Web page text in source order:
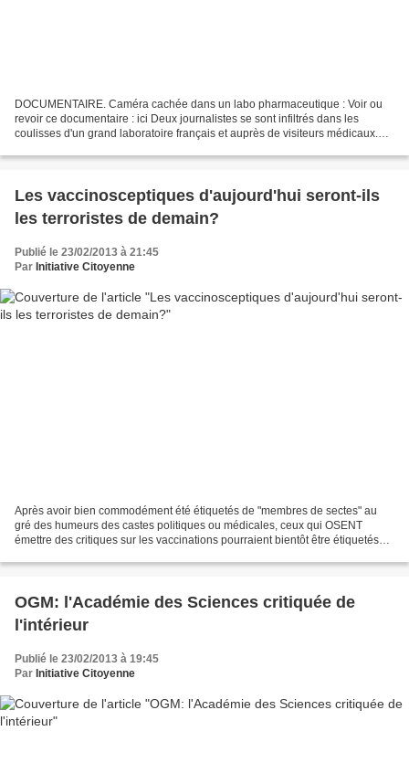
DOCUMENTAIRE. Caméra cachée dans un labo pharmaceutique : Voir ou
revoir ce documentaire : ici Deux journalistes se sont infiltrés dans les
coulisses d'un grand laboratoire français et auprès de visiteurs médicaux.
Les vaccinosceptiques d'aujourd'hui seront-ils
les terroristes de demain?
Publié le 23/02/2013 à 21:45
Par Initiative Citoyenne
Après avoir bien commodément été étiquetés de "membres de sectes" au
gré des humeurs des castes politiques ou médicales, ceux qui OSENT
émettre des critiques sur les vaccinations pourraient bientôt être étiquetés
OGM: l'Académie des Sciences critiquée de
l'intérieur
Publié le 23/02/2013 à 19:45
Par Initiative Citoyenne